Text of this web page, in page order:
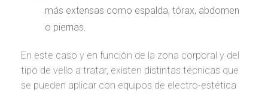
más extensas como espalda, tórax, abdomen
o piernas.
En este caso y en función de la zona corporal y del
tipo de vello a tratar, existen distintas técnicas que
se pueden aplicar con equipos de electro-estética